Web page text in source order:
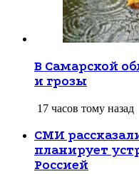
В Самарской
и грозы
17 часов тому назад
СМИ
планирует
Россией